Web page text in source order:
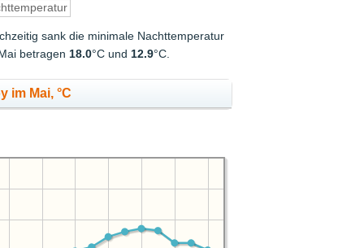
sank die minimale Nachttemperatur
betragen18.0°C und12.9°C.
im Mai, °C